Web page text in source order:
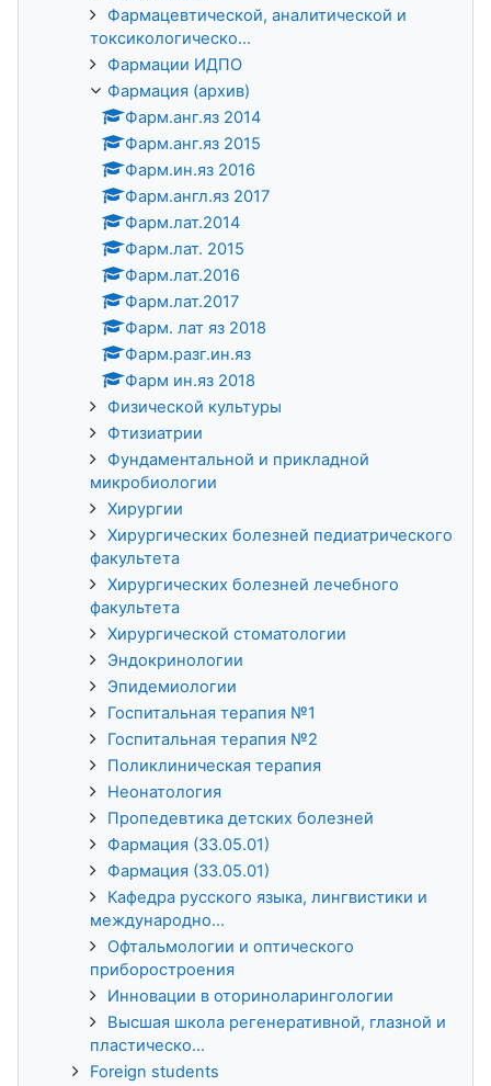
Фармацевтической, аналитической и
токсикологическо...
Фармации ИДПО
Фармация (архив)
Фарм.анг.яз 2014
Фарм.анг.яз 2015
Фарм.ин.яз 2016
Фарм.англ.яз 2017
Фарм.лат.2014
Фарм.лат. 2015
Фарм.лат.2016
Фарм.лат.2017
Фарм. лат яз 2018
Фарм.разг.ин.яз
Фарм ин.яз 2018
Физической культуры
Фтизиатрии
Фундаментальной и прикладной
микробиологии
Хирургии
Хирургических болезней педиатрического
факультета
Хирургических болезней лечебного
факультета
Хирургической стоматологии
Эндокринологии
Эпидемиологии
Госпитальная терапия №1
Госпитальная терапия №2
Поликлиническая терапия
Неонатология
Пропедевтика детских болезней
Фармация (33.05.01)
Фармация (33.05.01)
Кафедра русского языка, лингвистики и
международно...
Офтальмологии и оптического
приборостроения
Инновации в оториноларингологии
Высшая школа регенеративной, глазной и
пластическо...
Foreign students